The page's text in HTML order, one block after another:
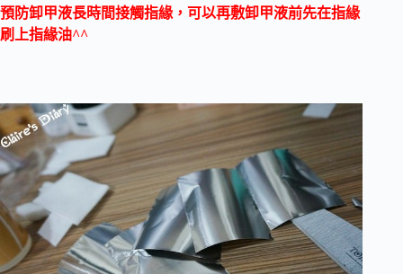
預防卸甲液長時間接觸指緣，可以再敷卸甲液前先在指緣
刷上指緣油^^